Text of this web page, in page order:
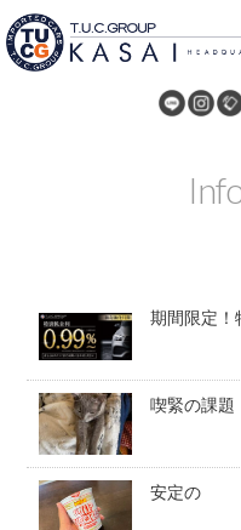
全国納車
買取無料査定
スタッフ紹介
期間限定！
喫緊の課題
安定の